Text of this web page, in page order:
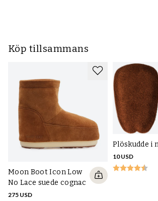
Köp tillsammans
Moon Boot Icon Low
No Lace suede cognac
275 USD
Plöskudde i
10 USD